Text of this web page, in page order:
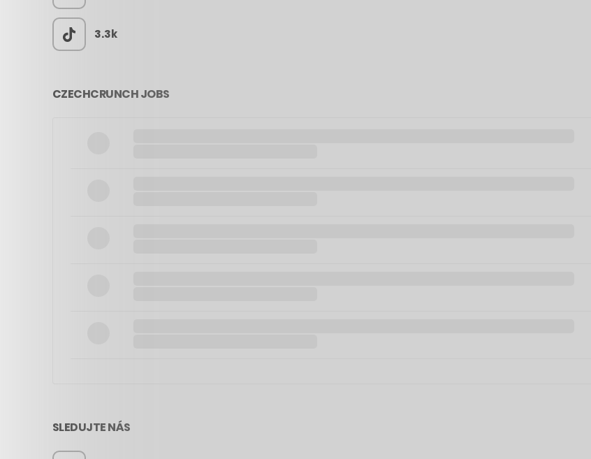
3.3k
CZECHCRUNCH JOBS
SLEDUJTE NÁS